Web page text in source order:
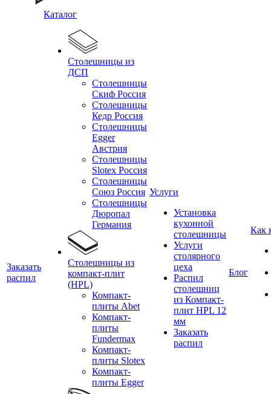
Заказать
распил
Каталог
Столешницы из
ДСП
Столешницы
Скиф Россия
Столешницы
Кедр Россия
Столешницы
Egger
Австрия
Столешницы
Slotex Россия
Столешницы
Союз Россия
Столешницы
Дюропал
Германия
Столешницы из
компакт-плит
(HPL)
Компакт-
плиты Abet
Компакт-
плиты
Fundermax
Компакт-
плиты Slotex
Компакт-
плиты Egger
Услуги
Установка
кухонной
столешницы
Услуги
столярного
цеха
Распил
столешниц
из Компакт-
плит HPL 12
мм
Заказать
распил
Блог
Как